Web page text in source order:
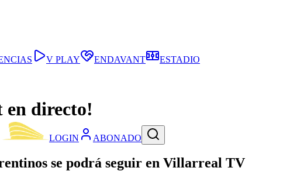
LOGIN ABONADO
V PLAY ENDAVANT ESTADIO
en directo!
se podrá seguir en Villarreal TV